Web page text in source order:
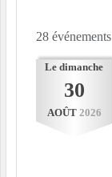
28 événements
Le dimanche
30
AOÛT 2026